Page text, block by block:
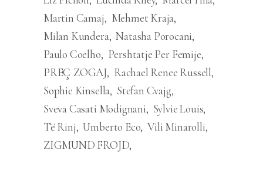
Martin Camaj
Mehmet Kraja
Milan Kundera Natasha Porocani
Paulo Coelho
Pershtatje Per Femije
PREÇ ZOGAJ
Rachael Renee Russell
Sophie Kinsella Stefan Cvajg
Sveva Casati Modignani
Sylvie Louis
Të Rinj Umberto Eco Vili Minarolli
ZIGMUND FROJD